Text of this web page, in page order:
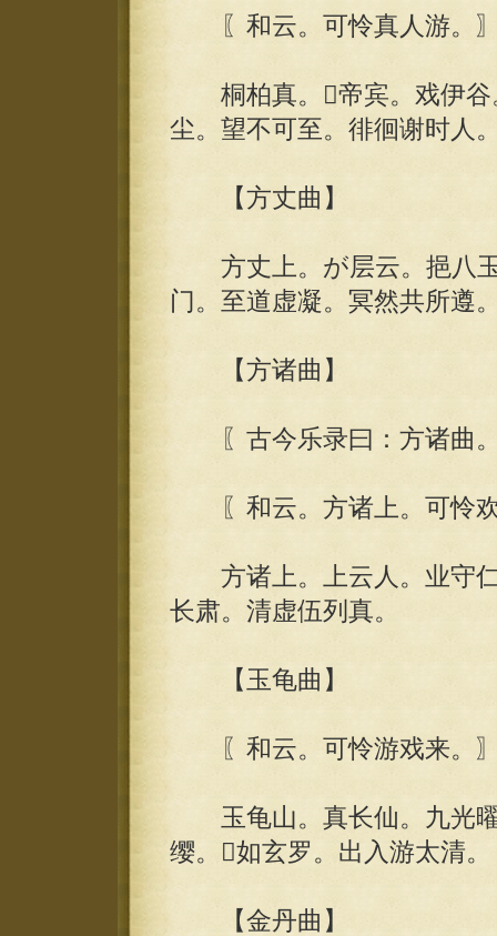
〖和云。可怜真人游。
桐柏真。帝宾。戏伊谷
尘。望不可至。徘徊谢时人
【方丈曲】
方丈上。が层云。挹八玉
门。至道虚凝。冥然共所遵
【方诸曲】
〖古今乐录曰：方诸曲
〖和云。方诸上。可怜欢
方诸上。上云人。业守仁
长肃。清虚伍列真。
【玉龟曲】
〖和云。可怜游戏来。
玉龟山。真长仙。九光曜
缨。如玄罗。出入游太清。
【金丹曲】